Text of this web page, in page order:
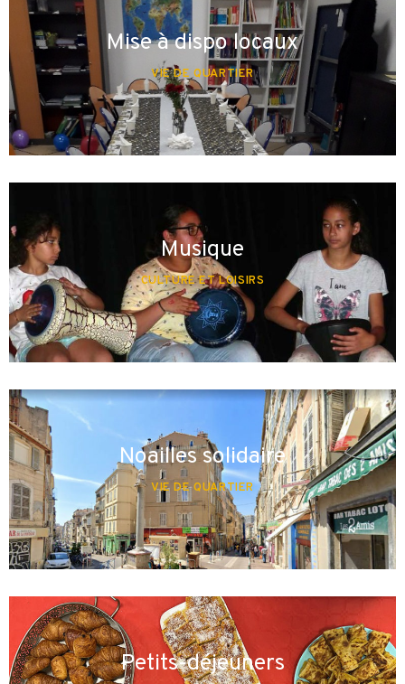
Mise à dispo locaux
VIE DE QUARTIER
Musique
CULTURE ET LOISIRS
Noailles solidaire
VIE DE QUARTIER
Petits-déjeuners